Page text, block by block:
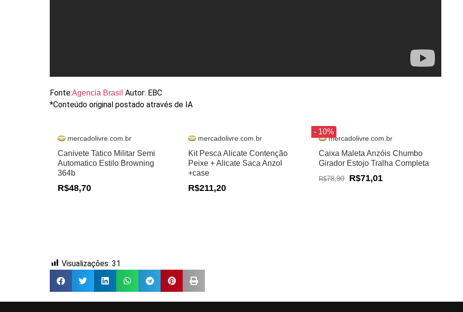
Fonte:Agencia BrasilAutor: EBC
*Conteúdo original postado através de IA
mercadolivre.com.br
Canivete Tatico Militar Semi
Automatico Estilo Browning
364b
R$48,70
mercadolivre.com.br
Kit Pesca Alicate Contenção
Peixe + Alicate Saca Anzol
+case
R$211,20
- 10%
mercadolivre.com.br
Caixa Maleta Anzóis Chumbo
Girador Estojo Tralha Completa
R$78,90 R$71,01
Visualizações: 31